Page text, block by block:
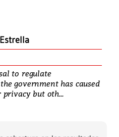
to regulate
government has caused
but oth...